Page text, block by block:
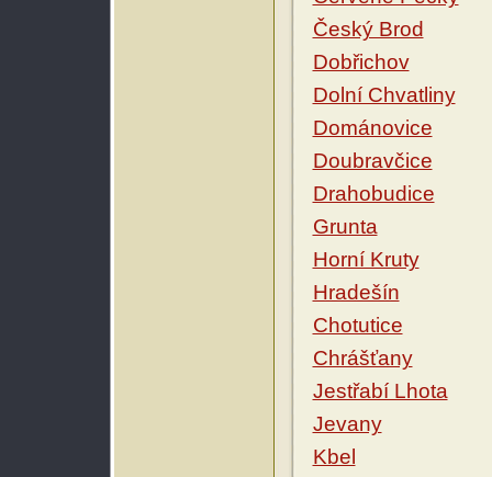
Český Brod
Dobřichov
Dolní Chvatliny
Dománovice
Doubravčice
Drahobudice
Grunta
Horní Kruty
Hradešín
Chotutice
Chrášťany
Jestřabí Lhota
Jevany
Kbel